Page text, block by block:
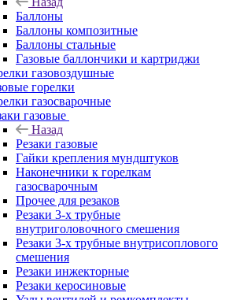
Баллоны
Баллоны композитные
Баллоны стальные
Газовые баллончики и картриджи
газовоздушные
горелки
газосварочные
газовые
Назад
Резаки газовые
Гайки крепления мундштуков
Наконечники к горелкам
газосварочным
Прочее для резаков
Резаки 3-х трубные
внутриголовочного смешения
Резаки 3-х трубные внутрисоплового
смешения
Резаки инжекторные
Резаки керосиновые